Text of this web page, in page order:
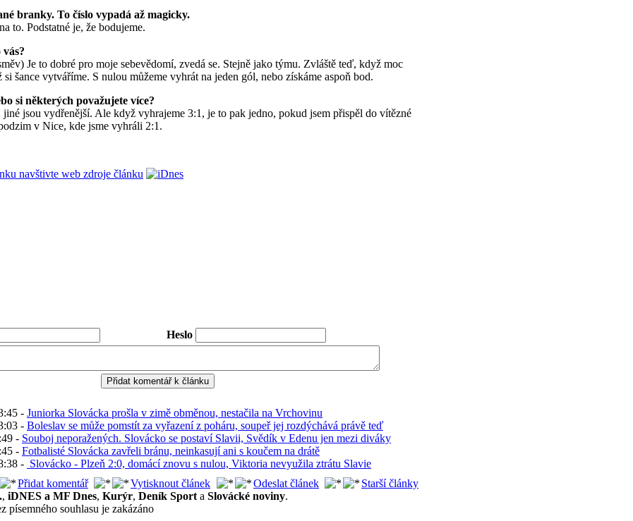
branky. To číslo vypadá až magicky.
to. Podstatné je, že bodujeme.
Je to dobré pro moje sebevědomí, zvedá se. Stejně jako týmu. Zvláště teď, když moc
šance vytváříme. S nulou můžeme vyhrát na jeden gól, nebo získáme aspoň bod.
si některých považujete více?
jiné jsou vydřenější. Ale když vyhrajeme 3:1, je to pak jedno, pokud jsem přispěl do vítězné
v Nice, kde jsme vyhráli 2:1.
navštivte web zdroje článku
Heslo
- Juniorka Slovácka prošla v zimě obměnou, nestačila na Vrchovinu
- Boleslav se může pomstít za vyřazení z poháru, soupeř jej rozdýchává právě teď
- Souboj neporažených. Slovácko se postaví Slavii, Svědík v Edenu jen mezi diváky
- Fotbalisté Slovácka zavřeli bránu, neinkasují ani s koučem na drátě
- Slovácko - Plzeň 2:0, domácí znovu s nulou, Viktoria nevyužila ztrátu Slavie
Přidat komentář Vytisknout článek Odeslat článek
Starší články
, iDNES a MF Dnes, Kurýr, Deník Sport a Slovácké noviny.
písemného souhlasu je zakázáno